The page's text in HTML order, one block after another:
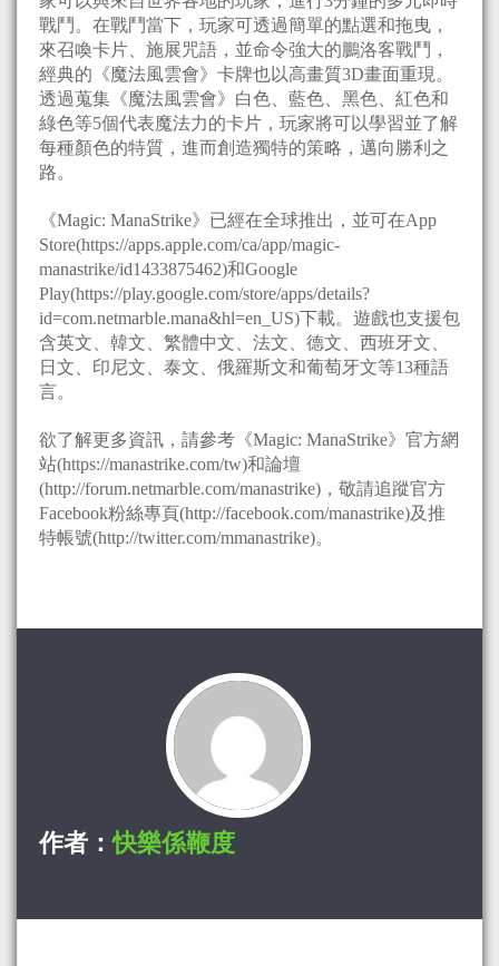
戰鬥。在戰鬥當下，玩家可透過簡單的點選和拖曳，
來召喚卡片、施展咒語，並命令強大的鵬洛客戰鬥，
經典的《魔法風雲會》卡牌也以高畫質3D畫面重現。
透過蒐集《魔法風雲會》白色、藍色、黑色、紅色和
綠色等5個代表魔法力的卡片，玩家將可以學習並了解
每種顏色的特質，進而創造獨特的策略，邁向勝利之
路。
《Magic: ManaStrike》已經在全球推出，並可在App
Store(https://apps.apple.com/ca/app/magic-
manastrike/id1433875462)和Google
Play(https://play.google.com/store/apps/details?
id=com.netmarble.mana&hl=en_US)下載。遊戲也支援包
含英文、韓文、繁體中文、法文、德文、西班牙文、
日文、印尼文、泰文、俄羅斯文和葡萄牙文等13種語
言。
欲了解更多資訊，請參考《Magic: ManaStrike》官方網
站(https://manastrike.com/tw)和論壇
(http://forum.netmarble.com/manastrike)，敬請追蹤官方
Facebook粉絲專頁(http://facebook.com/manastrike)及推
特帳號(http://twitter.com/mmanastrike)。
作者：快樂係鞭度